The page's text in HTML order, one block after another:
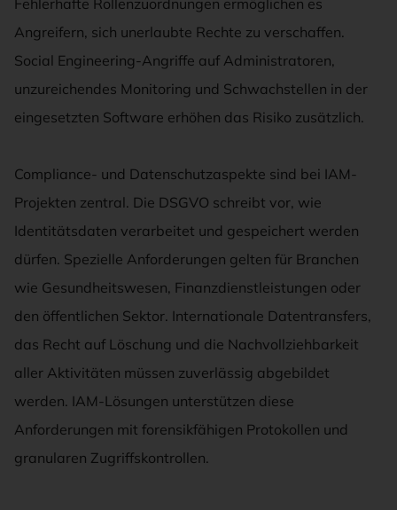
Angreifern, sich unerlaubte Rechte zu verschaffen.
Social Engineering-Angriffe auf Administratoren,
unzureichendes Monitoring und Schwachstellen in der
eingesetzten Software erhöhen das Risiko zusätzlich.
Compliance- und Datenschutzaspekte sind bei IAM-
Projekten zentral. Die DSGVO schreibt vor, wie
Identitätsdaten verarbeitet und gespeichert werden
dürfen. Spezielle Anforderungen gelten für Branchen
wie Gesundheitswesen, Finanzdienstleistungen oder
den öffentlichen Sektor. Internationale Datentransfers,
das Recht auf Löschung und die Nachvollziehbarkeit
aller Aktivitäten müssen zuverlässig abgebildet
werden. IAM-Lösungen unterstützen diese
Anforderungen mit forensikfähigen Protokollen und
granularen Zugriffskontrollen.